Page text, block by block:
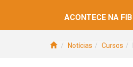
ACONTECE NA FIB
Notícias Cursos